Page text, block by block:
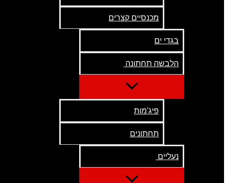
מכנסיים קצרים
בגדי ים
הלבשה תחתונה
פיג'מות
תחתונים
נעליים